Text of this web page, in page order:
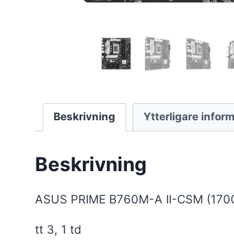
Beskrivning Ytterligare
Beskrivning
ASUS PRIME B760M-A II-CSM
tt 3, 1 td